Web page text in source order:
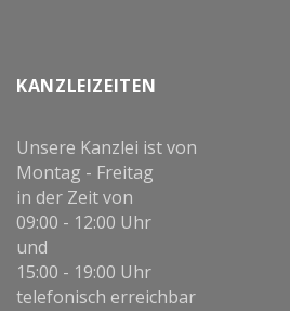
KANZLEIZEITEN
Unsere Kanzlei ist von
Montag - Freitag
in der Zeit von
09:00 - 12:00 Uhr
und
15:00 - 19:00 Uhr
telefonisch erreichbar